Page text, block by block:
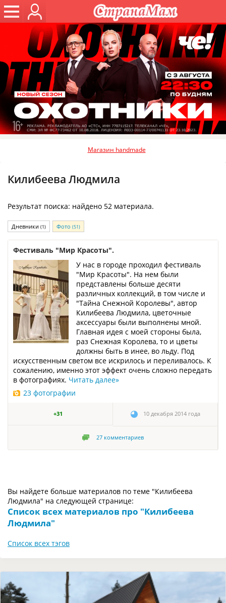
Магазин handmade
Килибеева Людмила
Результат поиска: найдено 52 материала.
Дневники (1) Фото (51)
Фестиваль "Мир Красоты".
У нас в городе проходил фестиваль
"Мир Красоты". На нем были
представлены больше десяти
различных коллекций, в том числе и
"Тайна Снежной Королевы", автор
Килибеева Людмила, цветочные
аксессуары были выполнены мной.
Главная идея с моей стороны была,
раз Снежная Королева, то и цветы
должны быть в инее, во льду. Под
искусственным светом все искрилось и переливалось. К
сожалению, именно этот эффект очень сложно передать
в фотографиях. Читать далее»
23 фотографии
+31 10 декабря 2014 года
27 комментариев
Вы найдете больше материалов по теме "Килибеева
Людмила" на следующей странице:
Список всех материалов про "Килибеева
Людмила"
Список всех тэгов